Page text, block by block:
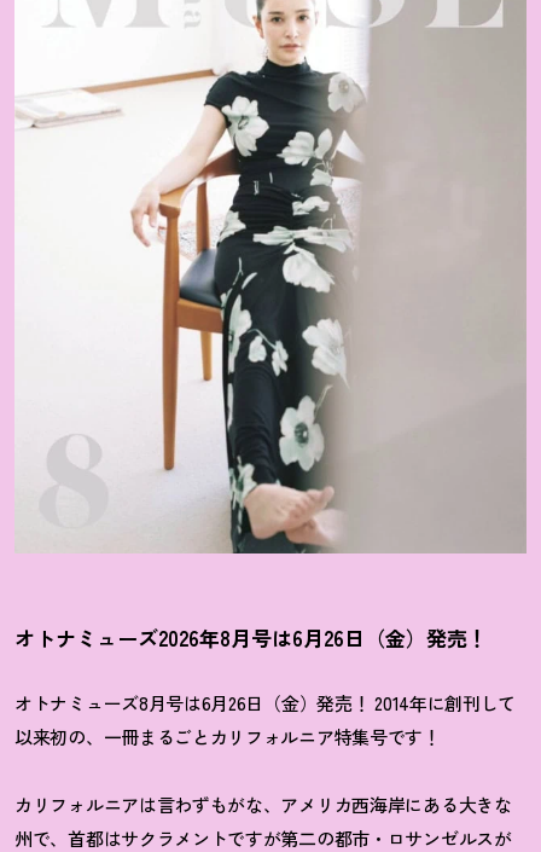
オトナミューズ2026年8月号は6月26日（金）発売 ！
オトナミューズ8月号は6月26日（金）発売！ 2014年に創刊して
以来初の、一冊まるごとカリフォルニア特集号です ！
カリフォルニアは言わずもがな、アメリカ西海岸にある大きな
州で、首都はサクラメントですが第二の都市・ロサンゼルスが